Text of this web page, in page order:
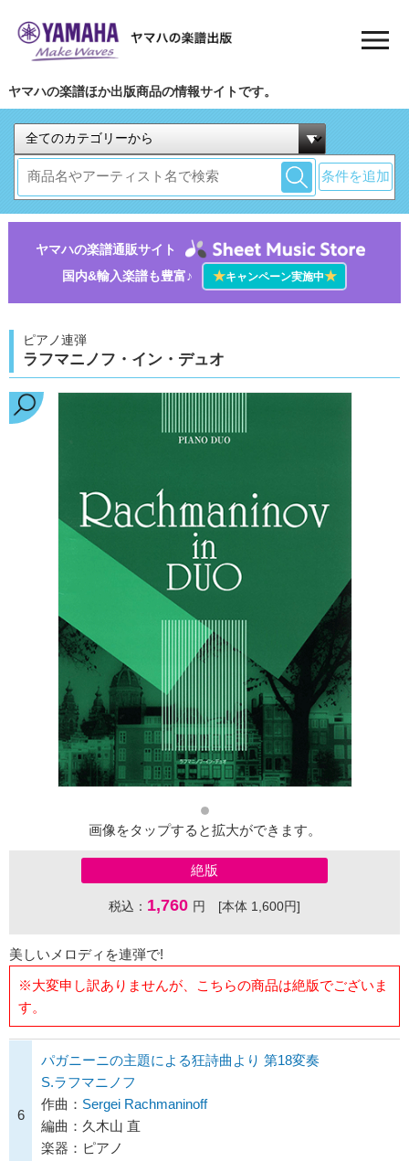
ヤマハの楽譜ほか出版商品の情報サイトです。
条件を追加
ヤマハの楽譜通販サイト
国内&輸入楽譜も豊富♪
★キャンペーン実施中★
ピアノ連弾
ラフマニノフ・イン・デュオ
画像をタップすると拡大ができます。
絶版
税込： 1,760 円 [本体 1,600円]
美しいメロディを連弾で!
※大変申し訳ありませんが、こちらの商品は絶版でございま
す。
6
パガニーニの主題による狂詩曲より 第18変奏
S.ラフマニノフ
作曲： Sergei Rachmaninoff
編曲：久木山 直
楽器：ピアノ